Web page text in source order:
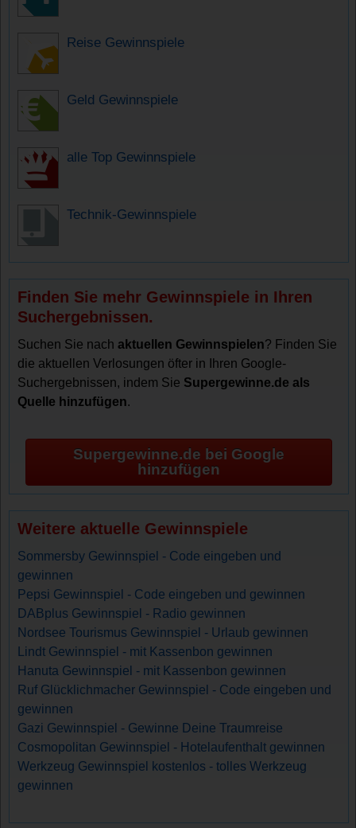
Reise Gewinnspiele
Geld Gewinnspiele
alle Top Gewinnspiele
Technik-Gewinnspiele
Finden Sie mehr Gewinnspiele in Ihren
Suchergebnissen.
Suchen Sie nachaktuellen Gewinnspielen? Finden Sie
die aktuellen Verlosungen öfter in Ihren Google-
Suchergebnissen, indem Sie Supergewinne.de als
Quelle hinzufügen.
Supergewinne.de bei Google
hinzufügen
Weitere aktuelle Gewinnspiele
Sommersby Gewinnspiel - Code eingeben und
gewinnen
Pepsi Gewinnspiel - Code eingeben und gewinnen
DABplus Gewinnspiel - Radio gewinnen
Nordsee Tourismus Gewinnspiel - Urlaub gewinnen
Lindt Gewinnspiel - mit Kassenbon gewinnen
Hanuta Gewinnspiel - mit Kassenbon gewinnen
Ruf Glücklichmacher Gewinnspiel - Code eingeben und
gewinnen
Gazi Gewinnspiel - Gewinne Deine Traumreise
Cosmopolitan Gewinnspiel - Hotelaufenthalt gewinnen
Werkzeug Gewinnspiel kostenlos - tolles Werkzeug
gewinnen